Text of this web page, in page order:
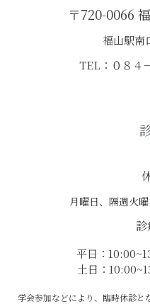
〒720-0066
福山駅南
TEL：０８４
月曜日、隔週火
平日：
土日：
学会参加などにより、臨時休診と